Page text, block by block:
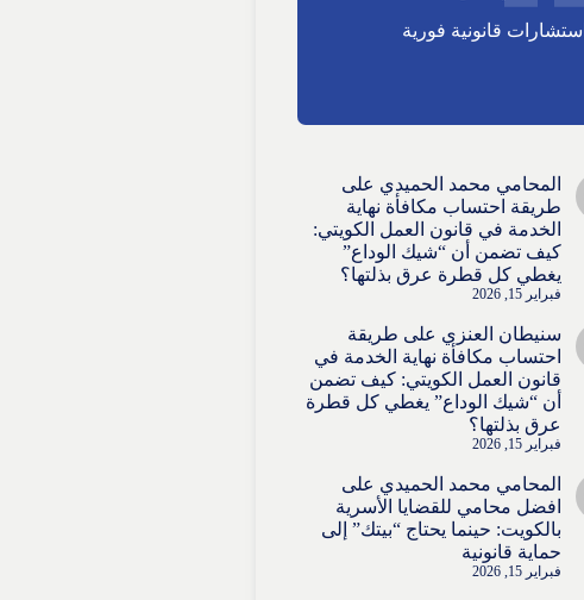
استشارات قانونية فورية
المحامي محمد الحميدي على
طريقة احتساب مكافأة نهاية
الخدمة في قانون العمل الكويتي:
كيف تضمن أن “شيك الوداع”
يغطي كل قطرة عرق بذلتها؟
فبراير 15, 2026
سنيطان العنزي على طريقة
احتساب مكافأة نهاية الخدمة في
قانون العمل الكويتي: كيف تضمن
أن “شيك الوداع” يغطي كل قطرة
عرق بذلتها؟
فبراير 15, 2026
المحامي محمد الحميدي على
افضل محامي للقضايا الأسرية
بالكويت: حينما يحتاج “بيتك” إلى
حماية قانونية
فبراير 15, 2026